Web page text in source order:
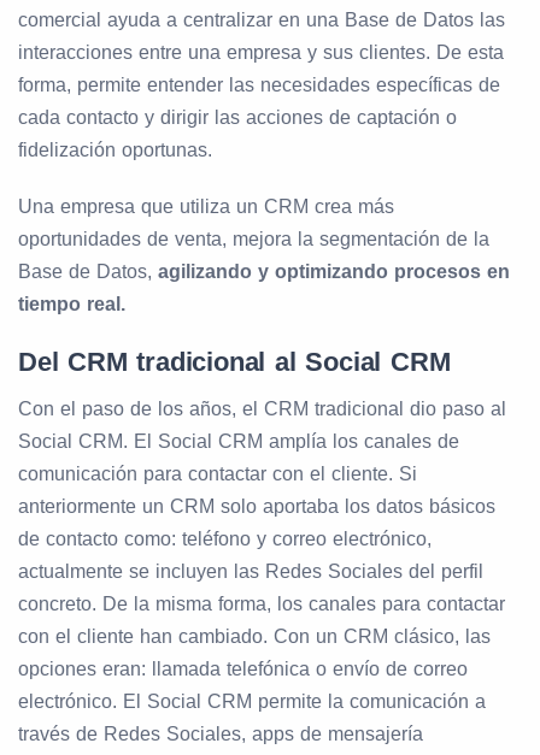
comercial ayuda a centralizar en una Base de Datos las
interacciones entre una empresa y sus clientes. De esta
forma, permite entender las necesidades específicas de
cada contacto y dirigir las acciones de captación o
fidelización oportunas.
Una empresa que utiliza un CRM crea más
oportunidades de venta, mejora la segmentación de la
Base de Datos, agilizando y optimizando procesos en
tiempo real.
Del CRM tradicional al Social CRM
Con el paso de los años, el CRM tradicional dio paso al
Social CRM. El Social CRM amplía los canales de
comunicación para contactar con el cliente. Si
anteriormente un CRM solo aportaba los datos básicos
de contacto como: teléfono y correo electrónico,
actualmente se incluyen las Redes Sociales del perfil
concreto. De la misma forma, los canales para contactar
con el cliente han cambiado. Con un CRM clásico, las
opciones eran: llamada telefónica o envío de correo
electrónico. El Social CRM permite la comunicación a
través de Redes Sociales, apps de mensajería